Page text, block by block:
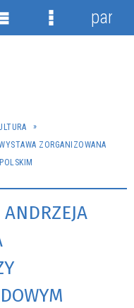
ZORGANIZOWANA
Menu
panel